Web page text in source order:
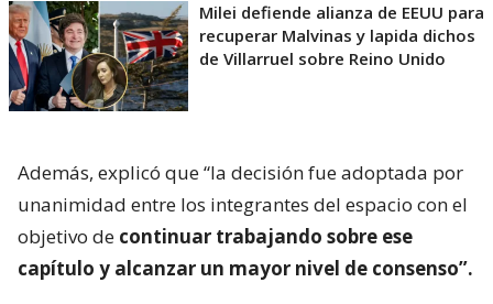
Milei defiende alianza de EEUU para
recuperar Malvinas y lapida dichos
de Villarruel sobre Reino Unido
Además, explicó que “la decisión fue adoptada por
unanimidad entre los integrantes del espacio con el
objetivo de continuar trabajando sobre ese
capítulo y alcanzar un mayor nivel de consenso”.